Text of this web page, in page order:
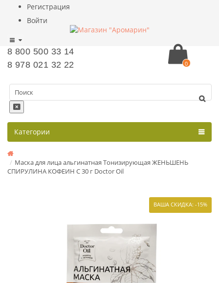
Регистрация
Войти
8 800 500 33 14
8 978 021 32 22
0
Категории
Маска для лица альгинатная Тонизирующая ЖЕНЬШЕНЬ
СПИРУЛИНА КОФЕИН С 30 г Doctor Oil
ВАША СКИДКА: -15%